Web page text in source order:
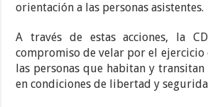
orientación a las personas asistentes.
A través de estas acciones, la
compromiso de velar por el ejercicio
las personas que habitan y
en condiciones de libertad y